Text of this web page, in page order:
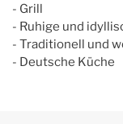
- Grill
- Ruhige und
- Traditionell und
- Deutsche Küche